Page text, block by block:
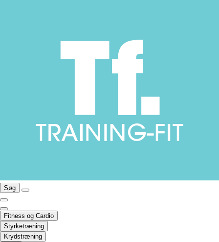
Søg
Fitness og Cardio
Styrketræning
Krydstræning